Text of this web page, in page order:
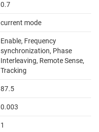
0.7
current mode
Enable, Frequency
synchronization, Phase
Interleaving, Remote Sense,
Tracking
87.5
0.003
1